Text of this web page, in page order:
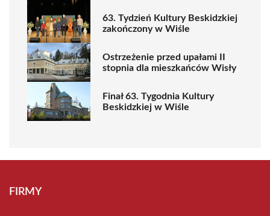
63. Tydzień Kultury Beskidzkiej
zakończony w Wiśle
Ostrzeżenie przed upałami II
stopnia dla mieszkańców Wisły
Finał 63. Tygodnia Kultury
Beskidzkiej w Wiśle
FIRMY